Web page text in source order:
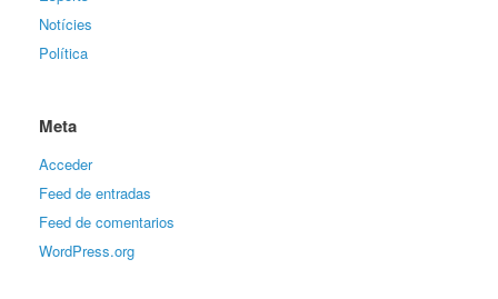
Notícies
Política
Meta
Acceder
Feed de entradas
Feed de comentarios
WordPress.org